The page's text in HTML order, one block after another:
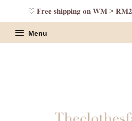
♡ 𝐅𝐫𝐞𝐞 𝐬𝐡𝐢𝐩𝐩𝐢𝐧𝐠 𝐨𝐧 𝐖𝐌 >
Menu